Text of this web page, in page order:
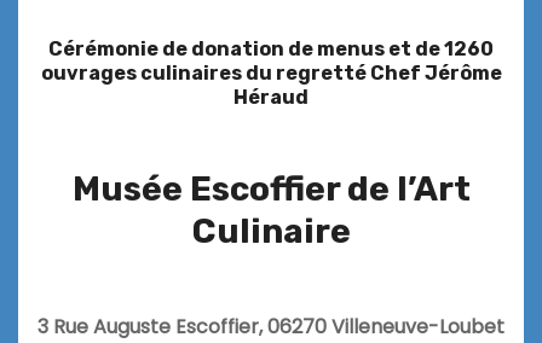
Cérémonie de donation de menus et de 1260
ouvrages culinaires du regretté Chef Jérôme
Héraud
Musée Escoffier de l’Art
Culinaire
3 Rue Auguste Escoffier, 06270 Villeneuve-Loubet